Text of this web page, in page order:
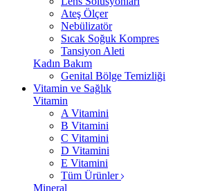
Ateş Ölçer
Nebülizatör
Sıcak Soğuk Kompres
Tansiyon Aleti
Kadın Bakım
Genital Bölge Temizliği
Vitamin ve Sağlık
Vitamin
A Vitamini
B Vitamini
C Vitamini
D Vitamini
E Vitamini
Tüm Ürünler
Mineral